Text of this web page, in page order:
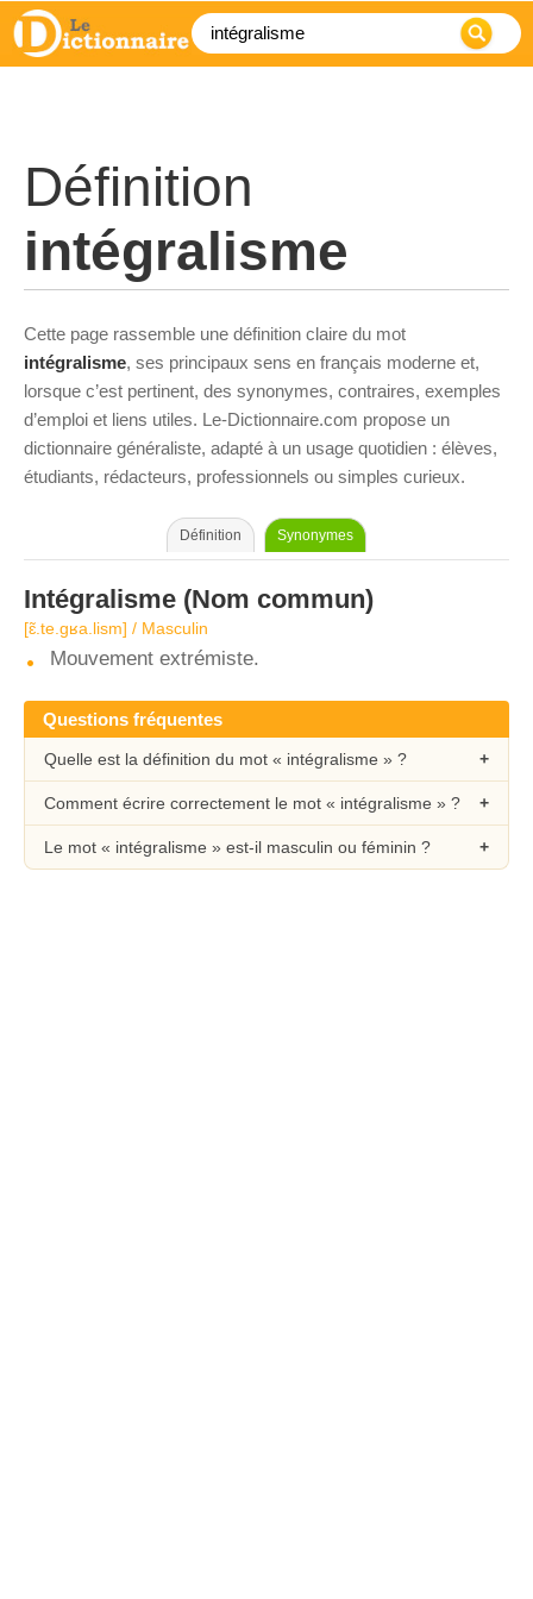
Définition
intégralisme
Cette page rassemble une définition claire du mot
intégralisme, ses principaux sens en français moderne et,
lorsque c’est pertinent, des synonymes, contraires, exemples
d’emploi et liens utiles. Le-Dictionnaire.com propose un
dictionnaire généraliste, adapté à un usage quotidien : élèves,
étudiants, rédacteurs, professionnels ou simples curieux.
Définition Synonymes
Intégralisme (Nom commun)
[ɛ̃.te.gʁa.lism] / Masculin
Mouvement extrémiste.
Questions fréquentes
Quelle est la définition du mot « intégralisme » ?
Comment écrire correctement le mot « intégralisme » ?
Le mot « intégralisme » est-il masculin ou féminin ?